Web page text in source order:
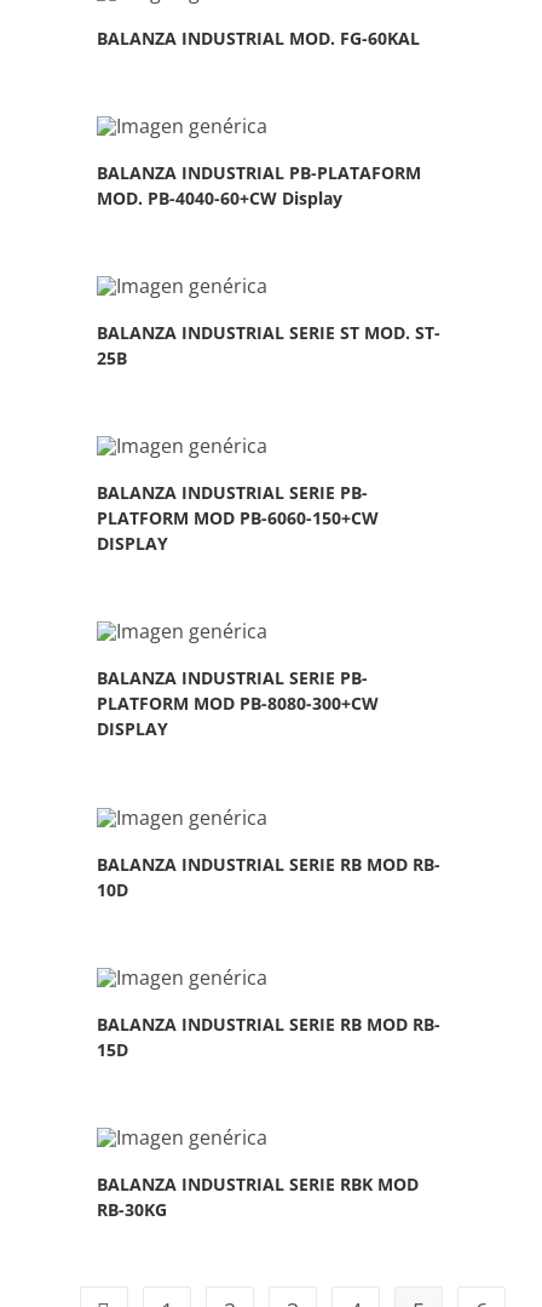
BALANZA INDUSTRIAL MOD. FG-60KAL
BALANZA INDUSTRIAL PB-PLATAFORM
MOD. PB-4040-60+CW Display
BALANZA INDUSTRIAL SERIE ST MOD. ST-
25B
BALANZA INDUSTRIAL SERIE PB-
PLATFORM MOD PB-6060-150+CW
DISPLAY
BALANZA INDUSTRIAL SERIE PB-
PLATFORM MOD PB-8080-300+CW
DISPLAY
BALANZA INDUSTRIAL SERIE RB MOD RB-
10D
BALANZA INDUSTRIAL SERIE RB MOD RB-
15D
BALANZA INDUSTRIAL SERIE RBK MOD
RB-30KG